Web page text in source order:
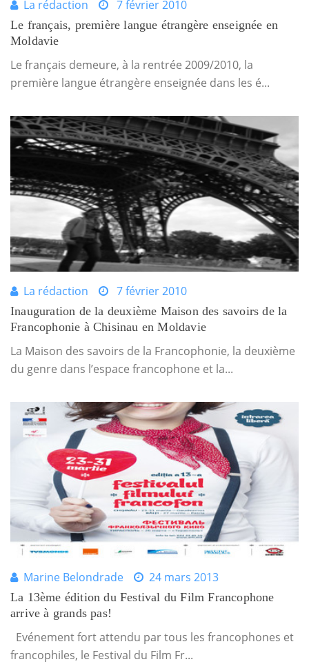
La rédaction 7 février 2010
Le français, première langue étrangère enseignée en
Moldavie
Le français demeure, à la rentrée 2009/2010, la
première langue étrangère enseignée dans les é...
La rédaction 7 février 2010
Inauguration de la deuxième Maison des savoirs de la
Francophonie à Chisinau en Moldavie
La Maison des savoirs de la Francophonie, la deuxième
du genre dans l’espace francophone et la...
Marine Belondrade 24 mars 2013
La 13ème édition du Festival du Film Francophone
arrive à grands pas!
Evénement fort attendu par tous les francophones et
francophiles, le Festival du Film Fr...